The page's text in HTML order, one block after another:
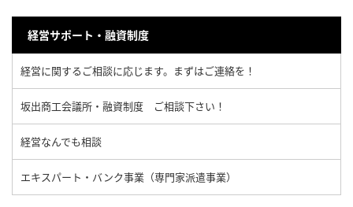
経営サポート・融資制度
経営に関するご相談に応じます。まずはご連絡を！
坂出商工会議所・融資制度 ご相談下さい！
経営なんでも相談
エキスパート・バンク事業（専門家派遣事業）